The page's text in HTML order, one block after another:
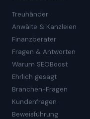
Treuhänder
Anwälte & Kanzleien
Finanzberater
Fragen & Antworten
Warum SEOBoost
Ehrlich gesagt
Branchen-Fragen
Kundenfragen
Beweisführung